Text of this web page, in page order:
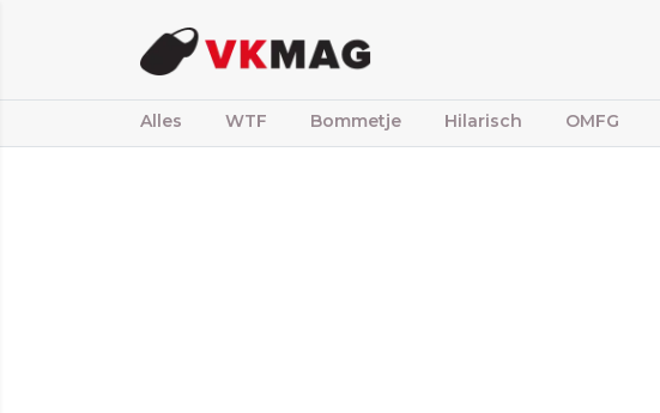
Alles WTF Bommetje Hilarisch OMFG